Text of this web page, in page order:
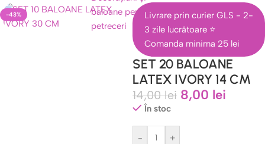
-43%
Livrare prin curier GLS - 2-
3 zile lucrătoare ⭐
Comanda minima 25 lei
SET 20 BALOANE
LATEX IVORY 14 CM
14,00lei 8,00 lei
În stoc
- +